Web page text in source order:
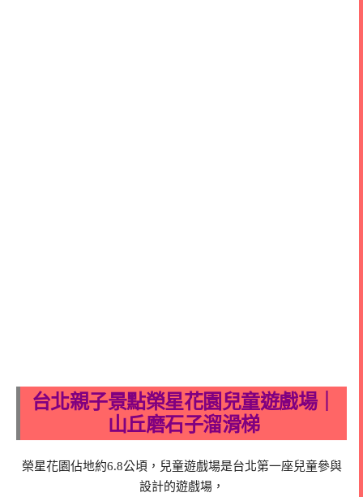
台北親子景點榮星花園兒童遊戲場｜
山丘磨石子溜滑梯
榮星花園佔地約6.8公頃，兒童遊戲場是台北第一座兒童參與
設計的遊戲場，